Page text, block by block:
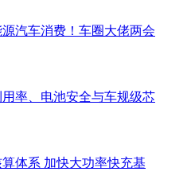
汽车消费！车圈大佬两会
率、电池安全与车规级芯
体系 加快大功率快充基